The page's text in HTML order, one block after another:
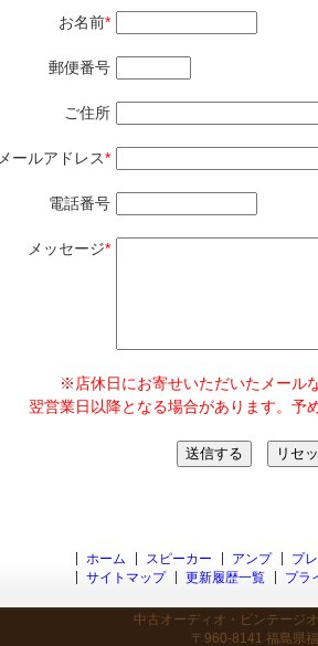
お名前*
郵便番号
ご住所
メールアドレス*
電話番号
メッセージ*
※店休日にお寄せいただいたメール
翌営業日以降となる場合があります。予
ホーム スピーカー アンプ
プ
サイトマップ
更新履歴一覧 プラ
中古オーディオ・ビンテージ
〒960-8141 福島県